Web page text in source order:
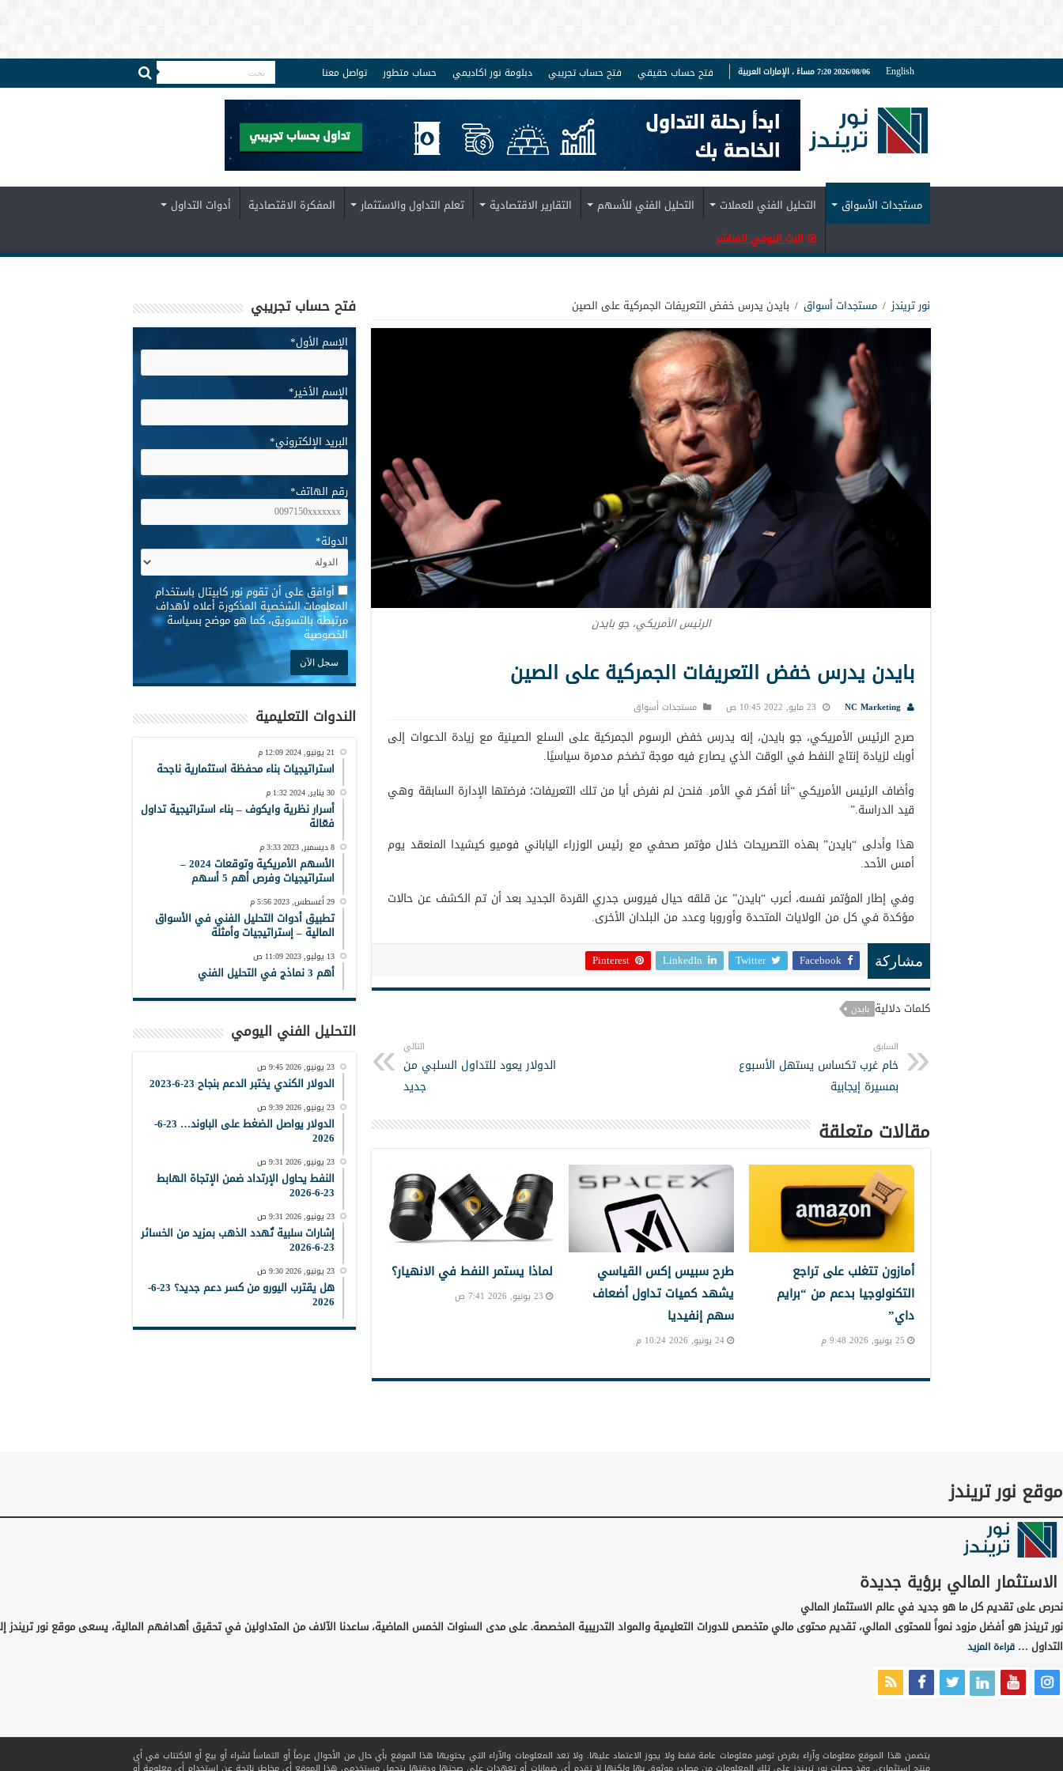
English 2026/08/06 7:20 مساءً ، الإمارات العربية فتح حساب حقيقي فتح حساب تجريبي دبلومة نور اكاديمي حساب متطور تواصل معنا
مستجدات الأسواق التحليل الفني للعملات التحليل الفني للأسهم التقارير الاقتصادية تعلم التداول والاستثمار المفكرة الاقتصادية
أدوات التداول
البث اليومي المباشر
نور تريندز / مستجدات أسواق / بايدن يدرس خفض التعريفات الجمركية على الصين
الرئيس الأمريكي، جو بايدن
بايدن يدرس خفض التعريفات الجمركية على الصين
NC Marketing 23 مايو, 2022 10:45 ص مستجدات أسواق
صرح الرئيس الأمريكي، جو بايدن، إنه يدرس خفض الرسوم الجمركية على السلع الصينية مع زيادة الدعوات إلى
أوبك لزيادة إنتاج النفط في الوقت الذي يصارع فيه موجة تضخم مدمرة سياسيًا.
وأضاف الرئيس الأمريكي “أنا أفكر في الأمر. فنحن لم نفرض أيا من تلك التعريفات؛ فرضتها الإدارة السابقة وهي
قيد الدراسة.”
هذا وأدلى “بايدن” بهذه التصريحات خلال مؤتمر صحفي مع رئيس الوزراء الياباني فوميو كيشيدا المنعقد يوم
أمس الأحد.
وفي إطار المؤتمر نفسه، أعرب “بايدن” عن قلقه حيال فيروس جدري القردة الجديد بعد أن تم الكشف عن حالات
مؤكدة في كل من الولايات المتحدة وأوروبا وعدد من البلدان الأخرى.
مشاركة Facebook
Twitter
LinkedIn
Pinterest
كلمات دلالية بايدن
السابق
خام غرب تكساس يستهل الأسبوع
بمسيرة إيجابية
التالي
الدولار يعود للتداول السلبي من
جديد
مقالات متعلقة
أمازون تتغلب على تراجع
التكنولوجيا بدعم من “برايم
داي”
25 يونيو, 2026 9:48 م
طرح سبيس إكس القياسي
يشهد كميات تداول أضعاف
سهم إنفيديا
24 يونيو, 2026 10:24 م
لماذا يستمر النفط في الانهيار؟
23 يونيو, 2026 7:41 ص
فتح حساب تجريبي
الإسم الأول*
الإسم الأخير*
البريد الإلكتروني*
رقم الهاتف*
الدولة*
* أوافق على أن تقوم نور كابيتال باستخدام
المعلومات الشخصية المذكورة أعلاه لأهداف
مرتبطة بالتسويق، كما هو موضح بسياسة
الخصوصية
الندوات التعليمية
21 يونيو, 2024 12:09 م
استراتيجيات بناء محفظة استثمارية ناجحة
30 يناير, 2024 1:32 م
أسرار نظرية وايكوف – بناء استراتيجية تداول
فعّالة
8 ديسمبر, 2023 3:33 م
الأسهم الأمريكية وتوقعات 2024 –
استراتيجيات وفرص أهم 5 أسهم
29 أغسطس, 2023 5:56 م
تطبيق أدوات التحليل الفني في الأسواق
المالية – إستراتيجيات وأمثلة
13 يوليو, 2023 11:09 ص
أهم 3 نماذج في التحليل الفني
التحليل الفني اليومي
23 يونيو, 2026 9:45 ص
الدولار الكندي يختبر الدعم بنجاح 23-6-2023
23 يونيو, 2026 9:39 ص
الدولار يواصل الضغط على الباوند… 23-6-
2026
23 يونيو, 2026 9:31 ص
النفط يحاول الإرتداد ضمن الإتجاة الهابط
23-6-2026
23 يونيو, 2026 9:31 ص
إشارات سلبية تُهدد الذهب بمزيد من الخسائر
23-6-2026
23 يونيو, 2026 9:30 ص
هل يقترب اليورو من كسر دعم جديد؟ 23-6-
2026
موقع نور تريندز
الاستثمار المالي برؤية جديدة
نحرص على تقديم كل ما هو جديد في عالم الاستثمار المالي
نور تريندز هو أفضل مزود نمواً للمحتوى المالي، تقديم محتوى مالي متخصص للدورات التعليمية والمواد التدريبية المخصصة. على مدى السنوات الخمس الماضية، ساعدنا الآلاف من المتداولين في تحقيق أهدافهم المالية، يسعى موقع نور تريندز
التداول … قراءة المزيد
يتضمن هذا الموقع معلومات وآراء بغرض توفير معلومات عامة فقط ولا يجوز الاعتماد عليها. ولا تعد المعلومات والآراء التي يحتويها هذا الموقع بأي حال من الأحوال عرضاً أو التماساً لشراء أو بيع أو الاكتتاب في أي